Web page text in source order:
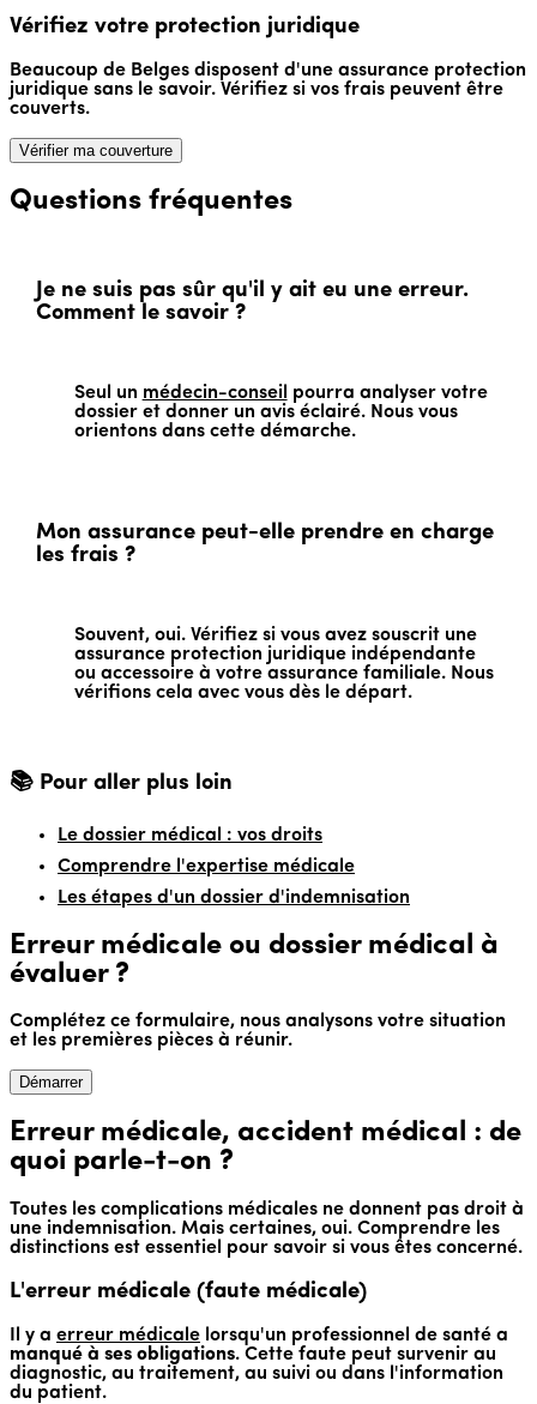
Vérifiez votre protection juridique
Beaucoup de Belges disposent d'une assurance protection
juridique sans le savoir. Vérifiez si vos frais peuvent être
couverts.
Vérifier ma couverture
Questions fréquentes
Je ne suis pas sûr qu'il y ait eu une erreur.
Comment le savoir ?
Seul un médecin-conseil
pourra analyser votre
dossier et donner un avis éclairé. Nous vous
orientons dans cette démarche.
Mon assurance peut-elle prendre en charge
les frais ?
Souvent, oui. Vérifiez si vous avez souscrit une
assurance protection juridique indépendante
ou accessoire à votre assurance familiale. Nous
vérifions cela avec vous dès le départ.
📚 Pour aller plus loin
Le dossier médical : vos droits
Comprendre l'expertise médicale
Les étapes d'un dossier d'indemnisation
Erreur médicale ou dossier médical à
évaluer ?
Complétez ce formulaire, nous analysons votre situation
et les premières pièces à réunir.
Démarrer
Erreur médicale, accident médical : de
quoi parle-t-on ?
Toutes les complications médicales ne donnent pas droit à
une indemnisation. Mais certaines, oui. Comprendre les
distinctions est essentiel pour savoir si vous êtes concerné.
L'erreur médicale (faute médicale)
Il y a erreur médicale lorsqu'un professionnel de santé a
manqué à ses obligations. Cette faute peut survenir au
diagnostic, au traitement, au suivi ou dans l'information
du patient.